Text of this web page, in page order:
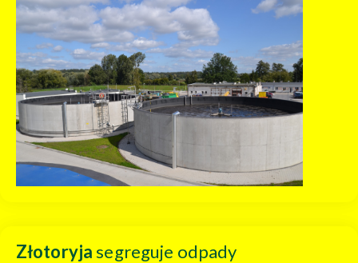
Złotoryjasegreguje odpady